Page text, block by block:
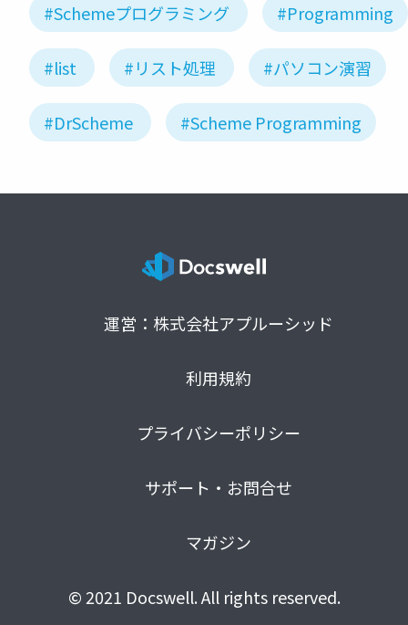
#Schemeプログラミング #Programming
#list #リスト処理 #パソコン演習
#DrScheme #Scheme Programming
運営：株式会社アプルーシッド
利用規約
プライバシーポリシー
サポート・お問合せ
マガジン
© 2021 Docswell. All rights reserved.